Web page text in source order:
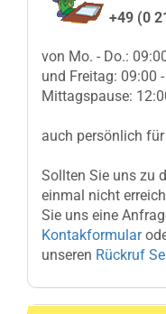
+49 (0
von Mo. - Do.:
und Freitag: 09:00
Mittagspause:
auch persönlich für
Sollten Sie uns zu
einmal nicht
Sie uns eine
Kontakformular
unseren Rückruf